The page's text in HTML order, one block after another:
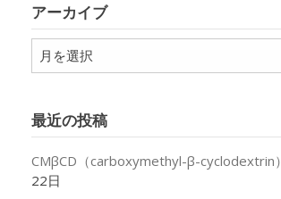
ー
アーカイブ
ア
ー
ブ
最近の投稿
CMβCD（carboxymethyl-β-cyclodextrin）
22日